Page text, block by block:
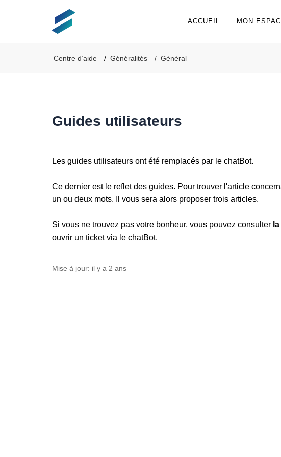
ACCUEIL MON
Centre d’aide Généralités Général
Guides utilisateurs
Les guides utilisateurs ont été remplacés par le chatBot.
Ce dernier est le reflet des guides. Pour trouver l'article
un ou deux mots. Il vous sera alors proposer trois articles.
Si vous ne trouvez pas votre bonheur, vous pouvez consulter
ouvrir un ticket via le chatBot.
Mise à jour: il y a 2 ans